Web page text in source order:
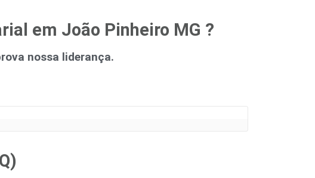
em João Pinheiro MG ?
nossa liderança.